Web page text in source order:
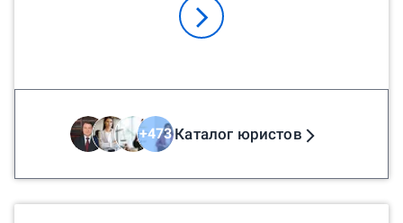
+473Каталог юристов